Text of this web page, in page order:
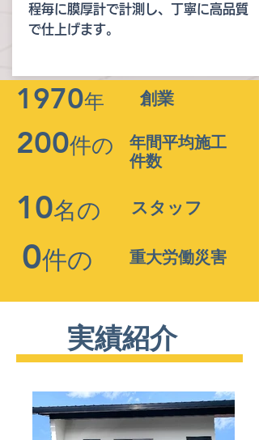
程毎に膜厚計で計測し、丁寧に高品質
で仕上げます。
1970年 ​創業
200件の
年間平均施工
件数
10名の ​スタッフ
0件の 重大​労働災害
実績紹介